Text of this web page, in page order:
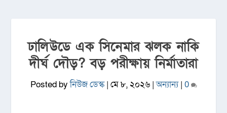
ঢালিউডে এক সিনেমার ঝলক নাকি
দীর্ঘ দৌড়? বড় পরীক্ষায় নির্মাতারা
Posted byনিউজ ডেস্ক| মে ৮, ২০২৬|অন্যান্য| 0